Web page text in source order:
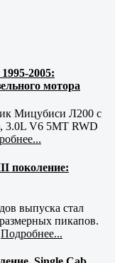
2005:
мотора
Мицубиси Л200 с
3.0L V6 5MT RWD
поколение:
выпуска стал
пикапов.
Подробнее...